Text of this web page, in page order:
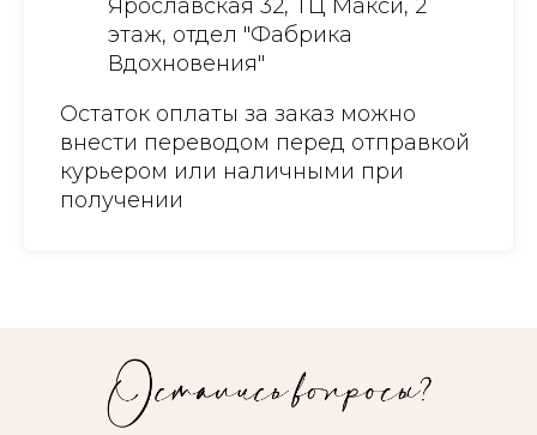
Ярославская 32, ТЦ Макси, 2
этаж, отдел "Фабрика
Вдохновения"
Остаток оплаты за заказ можно
внести переводом перед отправкой
курьером или наличными при
получении